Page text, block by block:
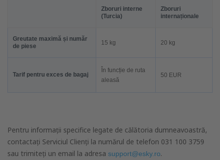
Zboruri interne
(Turcia)
Zboruri
internaționale
Greutate maximă și număr
de piese
15 kg 20 kg
Tarif pentru exces de bagaj
În funcție de ruta
aleasă
50 EUR
Pentru informații specifice legate de călătoria dumneavoastră,
contactați Serviciul Clienți la numărul de telefon 031 100 3759
sau trimiteți un email la adresa support@esky.ro.